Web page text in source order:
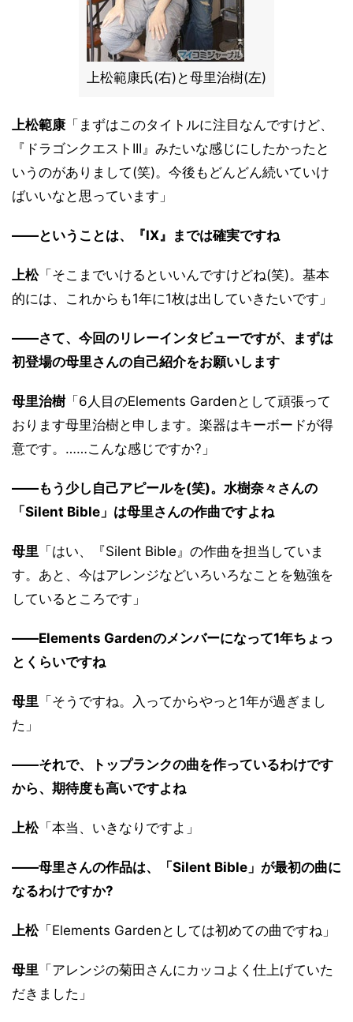
上松範康氏(右)と母里治樹(左)
上松範康「まずはこのタイトルに注目なんですけど、
『ドラゴンクエストIII』みたいな感じにしたかったと
いうのがありまして(笑)。今後もどんどん続いていけ
ばいいなと思っています」
――ということは、『IX』までは確実ですね
上松「そこまでいけるといいんですけどね(笑)。基本
的には、これからも1年に1枚は出していきたいです」
――さて、今回のリレーインタビューですが、まずは
初登場の母里さんの自己紹介をお願いします
母里治樹「6人目のElements Gardenとして頑張って
おります母里治樹と申します。楽器はキーボードが得
意です。……こんな感じですか?」
――もう少し自己アピールを(笑)。水樹奈々さんの
「Silent Bible」は母里さんの作曲ですよね
母里 「はい、『Silent Bible』の作曲を担当していま
す。あと、今はアレンジなどいろいろなことを勉強を
しているところです」
――Elements Gardenのメンバーになって1年ちょっ
とくらいですね
母里 「そうですね。入ってからやっと1年が過ぎまし
た」
――それで、トップランクの曲を作っているわけです
から、期待度も高いですよね
上松「本当、いきなりですよ」
――母里さんの作品は、「Silent Bible」が最初の曲に
なるわけですか?
上松「Elements Gardenとしては初めての曲ですね」
母里 「アレンジの菊田さんにカッコよく仕上げていた
だきました」